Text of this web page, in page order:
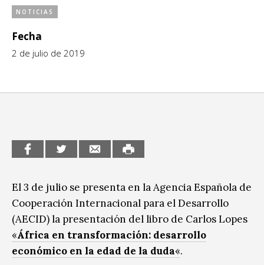
CCE en el interior/libros
Espacio itinerante de lectura infantil
Exposiciones
Formación
Infantil y Juvenil
Medio Ambiente
Sin categoría
NOTICIAS
Fecha
2 de julio de 2019
El 3 de julio se presenta en la Agencia Española de
Cooperación Internacional para el Desarrollo
(AECID) la presentación del libro de Carlos Lopes
«África en transformación: desarrollo
económico en la edad de la duda«.